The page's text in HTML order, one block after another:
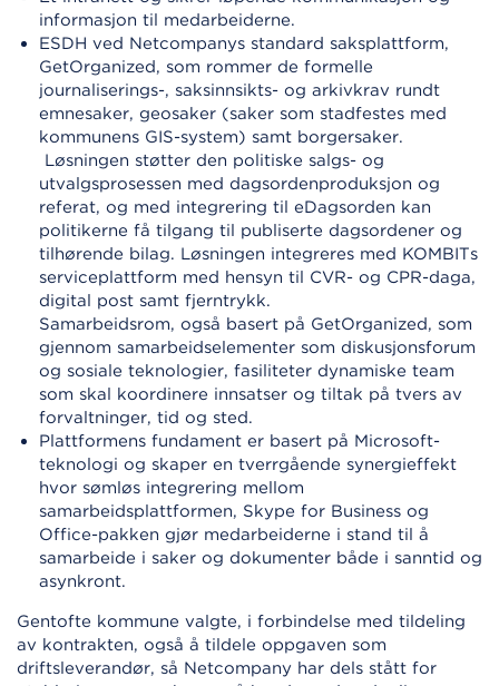
informasjon til medarbeiderne.
ESDH ved Netcompanys standard saksplattform,
GetOrganized, som rommer de formelle
journaliserings-, saksinnsikts- og arkivkrav rundt
emnesaker, geosaker (saker som stadfestes med
kommunens GIS-system) samt borgersaker.
Løsningen støtter den politiske salgs- og
utvalgsprosessen med dagsordenproduksjon og
referat, og med integrering til eDagsorden kan
politikerne få tilgang til publiserte dagsordener og
tilhørende bilag. Løsningen integreres med KOMBITs
serviceplattform med hensyn til CVR- og CPR-daga,
digital post samt fjerntrykk.
Samarbeidsrom, også basert på GetOrganized, som
gjennom samarbeidselementer som diskusjonsforum
og sosiale teknologier, fasiliteter dynamiske team
som skal koordinere innsatser og tiltak på tvers av
forvaltninger, tid og sted.
Plattformens fundament er basert på Microsoft-
teknologi og skaper en tverrgående synergieffekt
hvor sømløs integrering mellom
samarbeidsplattformen, Skype for Business og
Office-pakken gjør medarbeiderne i stand til å
samarbeide i saker og dokumenter både i sanntid og
asynkront.
Gentofte kommune valgte, i forbindelse med tildeling
av kontrakten, også å tildele oppgaven som
driftsleverandør, så Netcompany har dels stått for